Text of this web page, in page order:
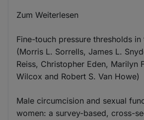
Zum Weiterlesen
Fine-touch pressure thresholds
(Morris L. Sorrells, James L.
Reiss, Christopher Eden, Marilyn
Wilcox and Robert S. Van Howe)
Male circumcision and sexual
women: a survey-based, cross-